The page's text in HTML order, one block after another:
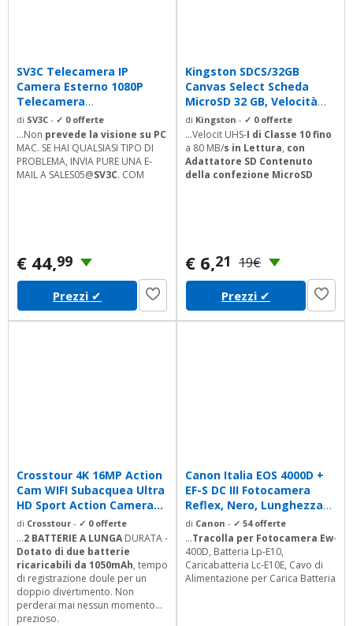
SV3C Telecamera IP
Camera Esterno 1080P
Telecamera
Videosorveglianza WIFI
con...
di SV3C - ✓ 0 offerte
...Non prevede la visione su PC
MAC. SE HAI QUALSIASI TIPO DI
PROBLEMA, INVIA PURE UNA E-
MAIL A SALES05@SV3C. COM
€ 44,99
Prezzi ✔
Kingston SDCS/32GB
Canvas Select Scheda
MicroSD 32 GB, Velocità
UHS-I di...
di Kingston - ✓ 0 offerte
...Velocit UHS-I di Classe 10 fino
a 80 MB/s in Lettura, con
Adattatore SD Contenuto
della confezione MicroSD
€ 6,21 19€
Prezzi ✔
Crosstour 4K 16MP Action
Cam WIFI Subacquea Ultra
HD Sport Action Camera...
di Crosstour - ✓ 0 offerte
...2 BATTERIE A LUNGA DURATA -
Dotato di due batterie
ricaricabili da 1050mAh, tempo
di registrazione doule per un
doppio divertimento. Non
perderai mai nessun momento
prezioso.
Canon Italia EOS 4000D +
EF-S DC III Fotocamera
Reflex, Nero, Lunghezza
Focale...
di Canon - ✓ 54 offerte
...Tracolla per Fotocamera Ew-
400D, Batteria Lp-E10,
Caricabatteria Lc-E10E, Cavo di
Alimentazione per Carica Batteria